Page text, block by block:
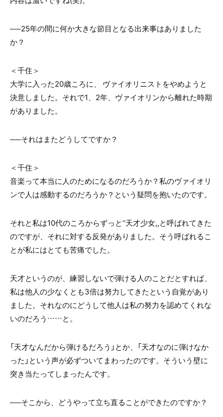
──25年の間に何か大きな節目となる出来事はありました
か？
＜千住＞
大学に入った20歳ころに、 ヴァイオリニストをやめようと
決意しました。それで1、2年、ヴァイオリンから離れた時期
がありました。
──それはまたどうしてですか？
＜千住＞
音楽って本当に人のためになるのだろうか？私のヴァイオリ
ンで人は感動するのだろうか？という疑問を抱いたのです。
それと私は10代のころからずっと‘‘天才少女,,と呼ばれてきた
のですが、それに対する反発がありました。そう呼ばれるこ
とが私にはとても苦痛でした。
天才というのが、練習しないで弾ける人のことだとすれば、
私は他人の少なくとも3倍は努力してきたという自覚があり
ました。それなのにどうして他人は私の努力を認めてくれな
いのだろう……と。
「天才なんだから弾けるだろう」とか、「天才なのに弾けなか
った」という声が必ずついてまわったのです。そういう壁に
突き当たってしまったんです。
──そこから、どうやって立ち直ることができたのですか？